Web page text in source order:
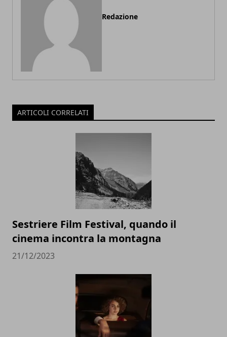
Redazione
ARTICOLI CORRELATI
Sestriere Film Festival, quando il
cinema incontra la montagna
21/12/2023